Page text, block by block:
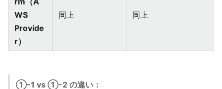
WS
Provide
r）
同上 同上
①-1 vs ①-2 の違い：